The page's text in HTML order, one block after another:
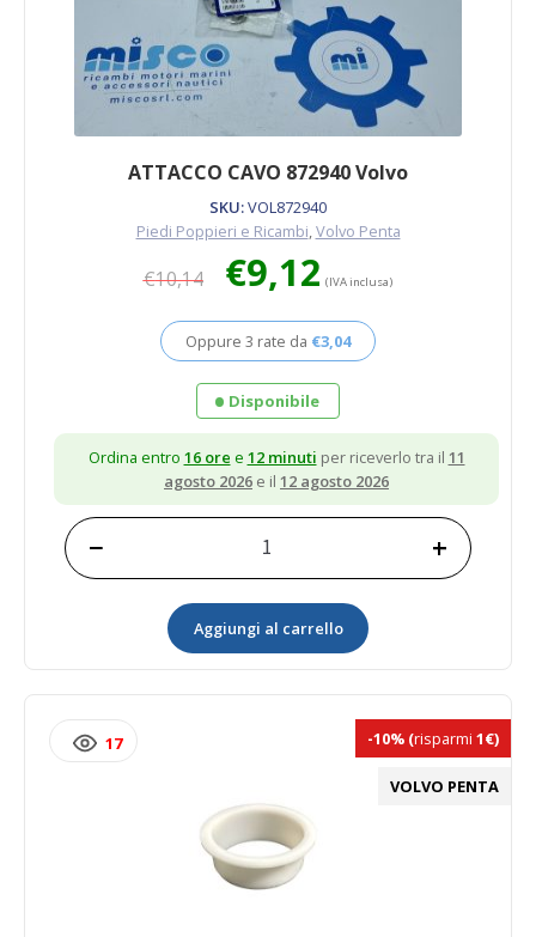
ATTACCO CAVO 872940 Volvo
SKU:VOL872940
Piedi Poppieri e Ricambi,Volvo Penta
€10,14
prezzo
era:
€10,14.
€9,12 prezzo
è:
€9,12.
(IVA inclusa)
Oppure 3 rate da €3,04
Disponibile
Ordina entro 16 ore e 12 minuti per riceverlo tra il 11
agosto 2026 e il 12 agosto 2026
ATTACCO
CAVO
− +
Aggiungi al carrello
VOLVO PENTA
-10% (risparmi 1€)
17